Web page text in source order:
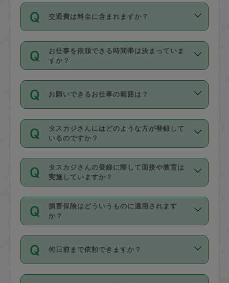
を行う際にご入力ください。プロフィー
ル登録時にはご入力いただかなくても大
丈夫です。
デビットカード・プリペイドカード（Vプ
リカ、au WALLETなど）は支払にはご利
銀行振込や現金払いも対応していませ
なお、タスカジさんの交通費も、依頼料
金のご請求と合わせてお支払いとなりま
動計算で表示されます。
依頼には「スポット」と「定期（毎週｜
隔週）」があり、「定期」の依頼は「ス
ポット」よりお得な料金でご利用できま
す。
定期の最低利用回数は設けていない代わ
りに、一定数を超えたキャンセルは有償
（例：毎週定期の場合は３回以上のキャ
ンセルが有償（1200円、隔週定期の場合
は２回以上のキャンセルが有償（1200
交通費は料金に含まれますか？
交通費は依頼料金とは別途発生し、依頼
料金のご請求と合わせてお支払いとなり
ます。交通費の金額は「依頼の詳細」に
お仕事を依頼できる時間帯は決まっていま
すか？
時間帯は3種類あります。いずれも１回あ
たり３時間です。
・ＡＭ ９時～１２時
・ＰＭ １３時～１６時
・夜 １８時～２１時
開始時間を２時間前後変更することが可
能です。依頼送信後、個別にタスカジさ
んにメッセージを送り調整してくださ
い。ただし、２時間を越えての調整はで
時間も被らない場合、損害保険の対象外
お願いできるお仕事の範囲は？
掃除、整理収納、洗濯、買い物、料理、
作り置きです。タスカジさんによってで
きる仕事の範囲が異なりますので、依頼
する前にタスカジさんのプロフィールで
確認してください。
基本的に、高所での作業や危険作業、屋
外での作業は対象外です。
タスカジさんにはどのような方が登録して
いるのですか？
主婦として長年の家事経験をお持ちの
方、栄養士・調理師といった資格者で保
育園や学校の給食やレストランで料理関
係の専門職に従事されていた方、日本で
すでにハウスキーパーや英語の先生とし
てお仕事をしているフィリピン出身の
社員など様々なバックグラウンドの方が
登録しています。
タスカジさんの登録に際して面接や教育は
実施していますか？
応募の際に、各自事務局との面接と説明
を行っています。その後、身分証明書の
写真提出をしていただいています。外国
確認しています。タスカジさんトレーニ
ング動画を使ったセルフトレーニングの
損害保険はどういうものに適用されます
か？
依頼者とタスカジさんとの間でタスカジ
を通して成立した作業時間内での作業に
適用されます。作業範囲は、掃除、洗
何日前まで依頼できますか？
ご依頼は、現在を起点に3日後（72時間